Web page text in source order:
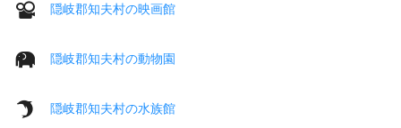
隠岐郡知夫村の映画館
隠岐郡知夫村の動物園
隠岐郡知夫村の水族館